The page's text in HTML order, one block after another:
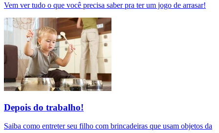
Vem ver tudo o que você precisa saber pra ter um jogo de arrasar!
Depois do trabalho!
Saiba como entreter seu filho com brincadeiras que usam objetos da